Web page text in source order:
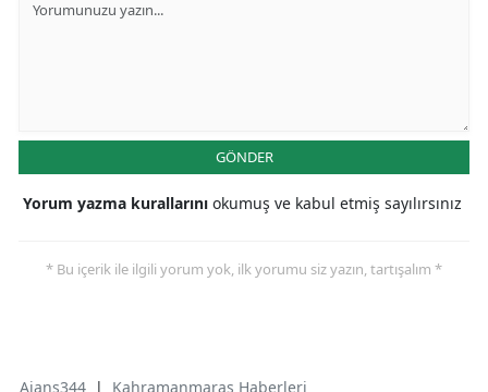
GÖNDER
Yorum yazma kurallarını okumuş ve kabul etmiş sayılırsınız
* Bu içerik ile ilgili yorum yok, ilk yorumu siz yazın, tartışalım *
Ajans344 | Kahramanmaraş Haberleri